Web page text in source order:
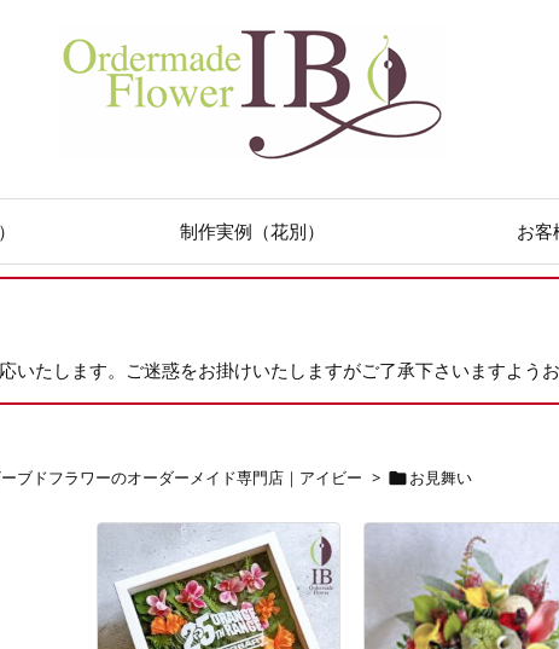
制作実例（花別） お客
たします。ご迷惑をお掛けいたしますがご了承下さいますようお
ブドフラワーのオーダーメイド専門店｜アイビー > お見舞い